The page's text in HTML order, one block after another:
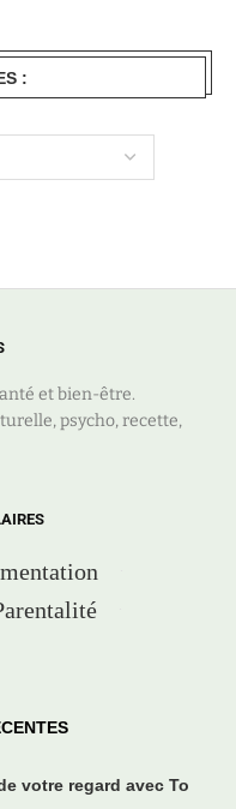
:
et bien-être.
psycho, recette,
votre regard avec To